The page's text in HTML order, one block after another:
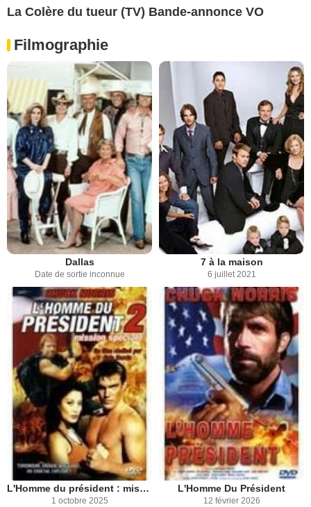
La Colère du tueur (TV) Bande-annonce VO
Filmographie
Dallas
Date de sortie inconnue
7 à la maison
6 juillet 2021
L'Homme du président : mission spéciale
1 octobre 2025
L'Homme Du Président
12 février 2026